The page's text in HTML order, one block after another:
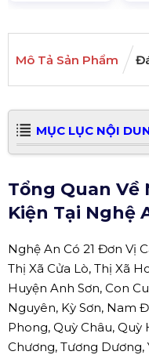
Mô Tả Sản Phẩm
MỤC LỤC NỘI
Tổng Quan Về
Kiện Tại Nghệ
Nghệ An Có 21 Đơn Vị
Thị Xã Cửa Lò, Thị Xã
Huyện Anh Sơn, Con
Nguyên, Kỳ Sơn, Nam
Phong, Quỳ Châu, Quỳ
Chương, Tương Dương,